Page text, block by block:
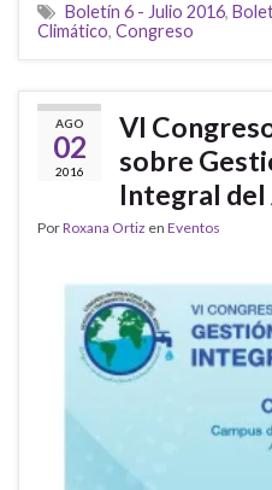
Boletín 6 - Julio 2016,
Climático, Congreso
AGO
02
2016
VI
sobre
Integral del
PorRoxana Ortiz en Eventos